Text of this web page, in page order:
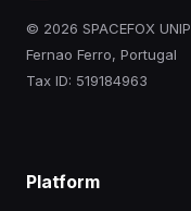
© 2026 SPACEFOX
Fernao Ferro, Portugal
Tax ID: 519184963
Platform